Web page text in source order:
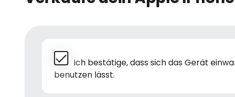
Ich bestätige, dass sich das Gerät
benutzen lässt.